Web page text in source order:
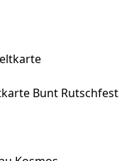
Bunt Rutschfest